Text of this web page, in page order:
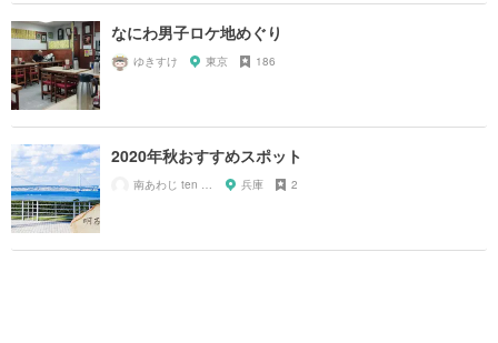
なにわ男子ロケ地めぐり
ゆきすけ 東京 186
2020年秋おすすめスポット
兵庫 2